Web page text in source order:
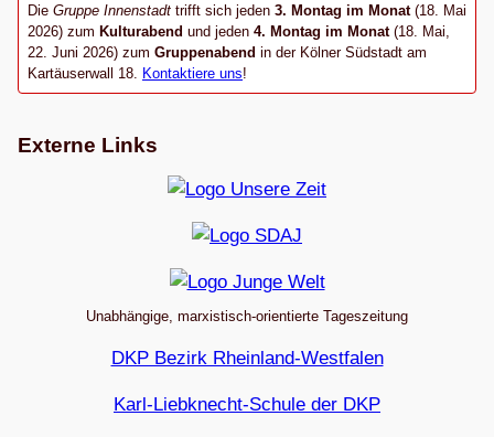
Die Gruppe Innenstadt trifft sich jeden 3. Montag im Monat (18. Mai
2026) zum Kulturabend und jeden 4. Montag im Monat(18. Mai,
22. Juni 2026) zum Gruppenabend in der Kölner Südstadt am
Kartäuserwall 18. Kontaktiere uns!
Externe Links
Unabhängige, marxistisch-orientierte Tageszeitung
DKP Bezirk Rheinland-Westfalen
Karl-Liebknecht-Schule der DKP